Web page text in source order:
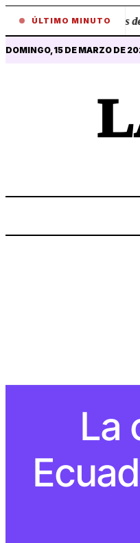
ÚLTIMO MINUTO
• Revelaciones
DOMINGO, 15 DE MARZO DE
La